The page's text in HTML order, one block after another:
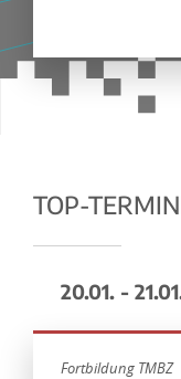
TOP-
20.01. -
Fortbildung TMBZ